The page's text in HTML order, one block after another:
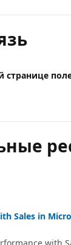
странице
Sales in